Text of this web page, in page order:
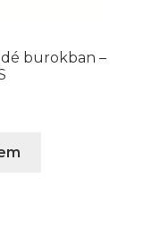
burokban –